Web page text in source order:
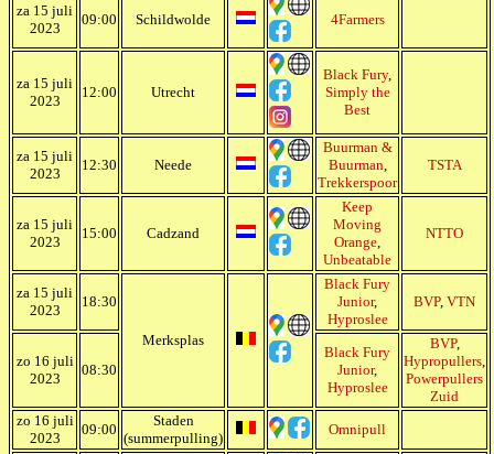
za 15 juli
2023
09:00 Schildwolde 4Farmers
za 15 juli
2023
12:00 Utrecht
Black Fury,
Simply the
Best
za 15 juli
2023
12:30 Neede
Buurman &
Buurman
Trekkerspoor
TSTA
za 15 juli
2023
15:00 Cadzand
Keep
Moving
Orange
Unbeatable
NTTO
za 15 juli
2023
18:30
Merksplas
Black Fury
Junior,
Hyproslee
BVP, VTN
zo 16 juli
2023
08:30
Black Fury
Junior,
Hyproslee
BVP,
Hypropullers
Powerpullers
Zuid
zo 16 juli
2023
09:00
Staden
(summerpulling)
Omnipull